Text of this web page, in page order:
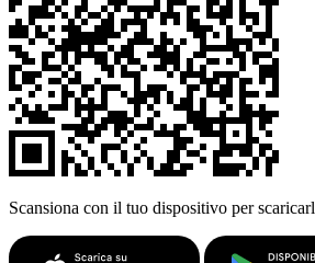
Scansiona con il tuo dispositivo per